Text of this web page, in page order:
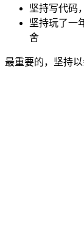
坚持写代码
坚持玩了一
舍
最重要的，坚持